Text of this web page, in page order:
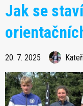
Jak se
20. 7. 2025